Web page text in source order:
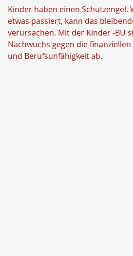
Kinder haben einen Schutzengel.
etwas passiert, kann das
verursachen. Mit der Kinder -BU
Nachwuchs gegen die
und Berufsunfähigkeit ab.